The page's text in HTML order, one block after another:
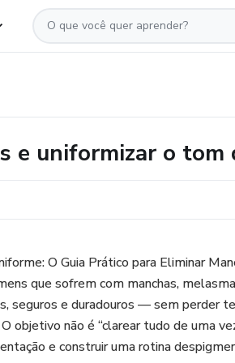
e uniformizar o tom
O Guia Prático para Eliminar
que sofrem com manchas,
seguros e duradouros — sem perder
objetivo não é “clarear tudo de uma
e construir uma rotina